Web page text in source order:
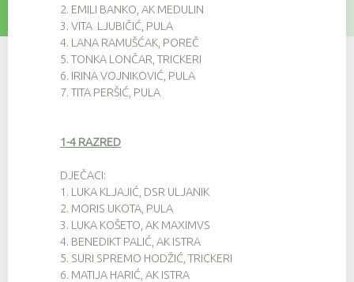
2. EMILI BANKO, AK MEDULIN
3. VITA LJUBIČIĆ, PULA
4. LANA RAMUŠĆAK, POREČ
5. TONKA LONČAR, TRICKERI
6. IRINA VOJNIKOVIĆ, PULA
7. TITA PERŠIĆ, PULA
1-4 RAZRED
DJEČACI:
1. LUKA KLJAJIĆ, DSR ULJANIK
2. MORIS UKOTA, PULA
3. LUKA KOŠETO, AK MAXIMVS
4. BENEDIKT PALIĆ, AK ISTRA
5. SURI SPREMO HODŽIĆ, TRICKERI
6. MATIJA HARIĆ, AK ISTRA